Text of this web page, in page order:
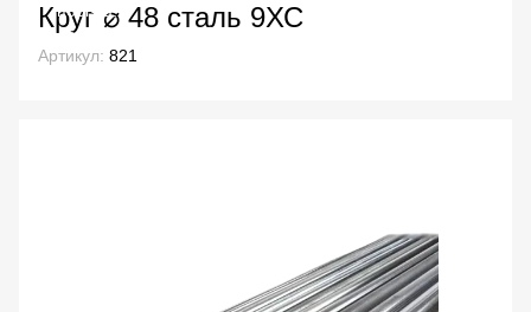
Круг ⌀ 48 сталь 9ХС
Артикул: 821